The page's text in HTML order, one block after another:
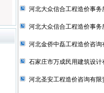
河北大众信合工程造价事务
河北大众信合工程造价事务
河北金侨中磊工程造价咨询
石家庄市万成民用建筑设计
河北圣安工程造价咨询有限